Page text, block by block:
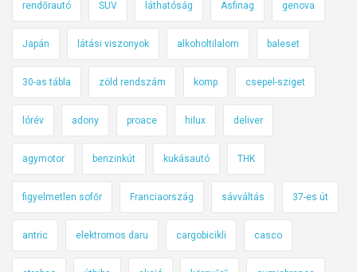
rendőrautó SUV láthatóság Asfinag genova
Japán látási viszonyok alkoholtilalom baleset
30-as tábla zöld rendszám komp csepel-sziget
lórév adony proace hilux deliver
agymotor benzinkút kukásautó THK
figyelmetlen sofőr Franciaország sávváltás 37-es út
antric elektromos daru cargobicikli casco